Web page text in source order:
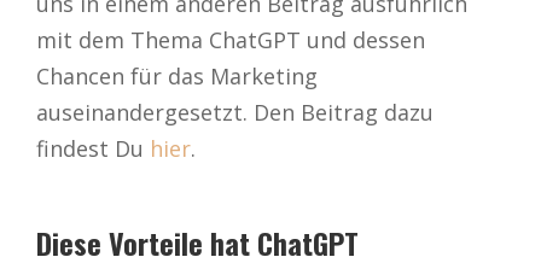
mit dem Thema ChatGPT und dessen
Chancen für das Marketing
auseinandergesetzt. Den Beitrag dazu
findest Du hier.
Diese Vorteile hat ChatGPT